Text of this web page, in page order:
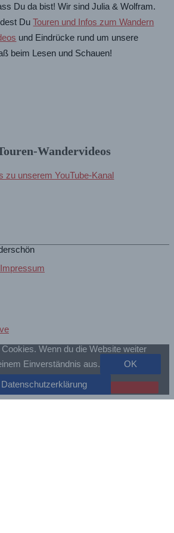
Du da bist! Wir sind Julia & Wolfram.
DuTouren und Infos zum Wandern
und Eindrücke rund um unsere
beim Lesen und Schauen!
Wandervideos
Wenn du die Website weiter
Einverständnis aus.
OK
Datenschutzerklärung